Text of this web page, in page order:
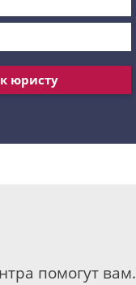
юристу
помогут вам.